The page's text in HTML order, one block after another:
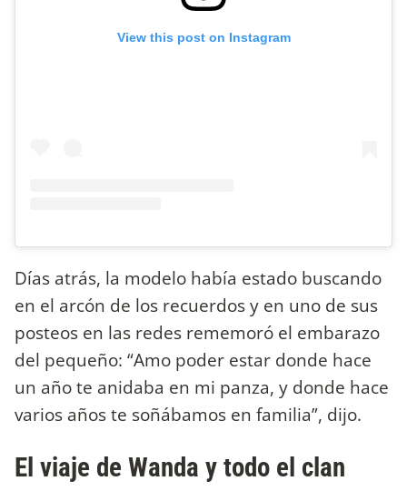
View this post on Instagram
Días atrás, la modelo había estado buscando
en el arcón de los recuerdos y en uno de sus
posteos en las redes rememoró el embarazo
del pequeño: “Amo poder estar donde hace
un año te anidaba en mi panza, y donde hace
varios años te soñábamos en familia”, dijo.
El viaje de Wanda y todo el clan